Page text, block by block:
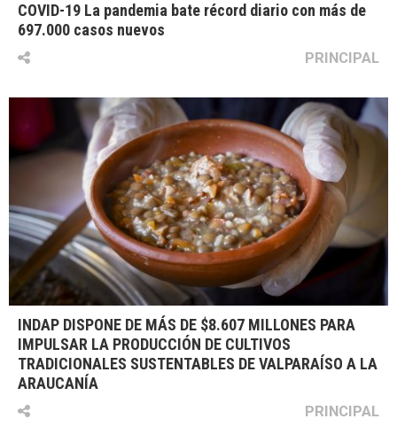
COVID-19 La pandemia bate récord diario con más de
697.000 casos nuevos
PRINCIPAL
INDAP DISPONE DE MÁS DE $8.607 MILLONES PARA
IMPULSAR LA PRODUCCIÓN DE CULTIVOS
TRADICIONALES SUSTENTABLES DE VALPARAÍSO A LA
ARAUCANÍA
PRINCIPAL